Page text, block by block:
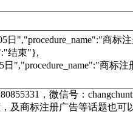
日","procedure_name":"商标
结束"},
日","procedure_name":"商标注
，微信号：
及商标注册广告等话题也可